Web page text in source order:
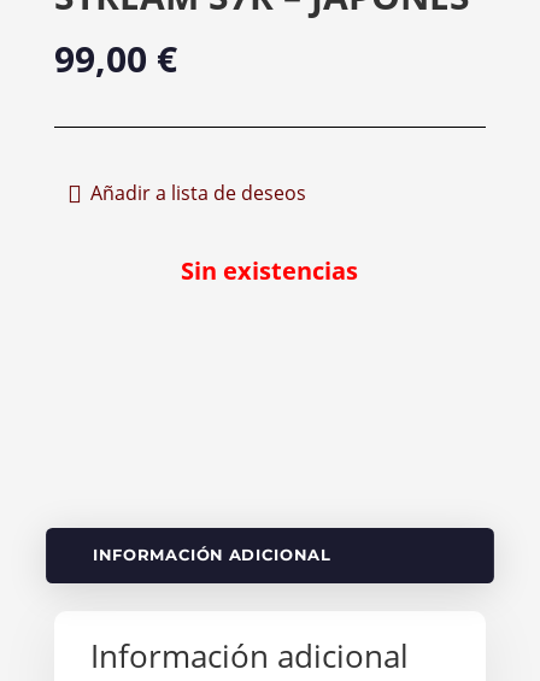
99,00 €
Añadir a lista de deseos
Sin existencias
INFORMACIÓN ADICIONAL
Información adicional